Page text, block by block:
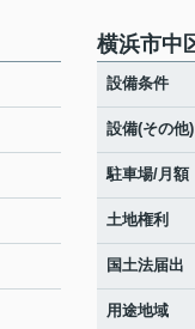
横浜市中
設備条件
設備(その他)
駐車場/月額
土地権利
国土法届出
用途地域